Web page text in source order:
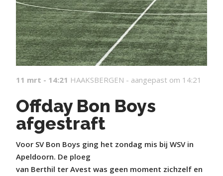
11 mrt - 14:21 HAAKSBERGEN - aangepast om 14:21
Offday Bon Boys
afgestraft
Voor SV Bon Boys ging het zondag mis bij WSV in
Apeldoorn. De ploeg
van Berthil ter Avest was geen moment zichzelf en